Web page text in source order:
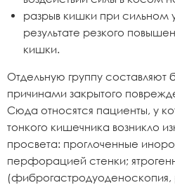
разрыв кишки при сильном
результате резкого
кишки.
Отдельную группу составляют
причинами закрытого
Сюда относятся пациенты, у
тонкого кишечника возникло
просвета: проглоченные
перфорацией стенки;
(фиброгастродуоденоскопия,